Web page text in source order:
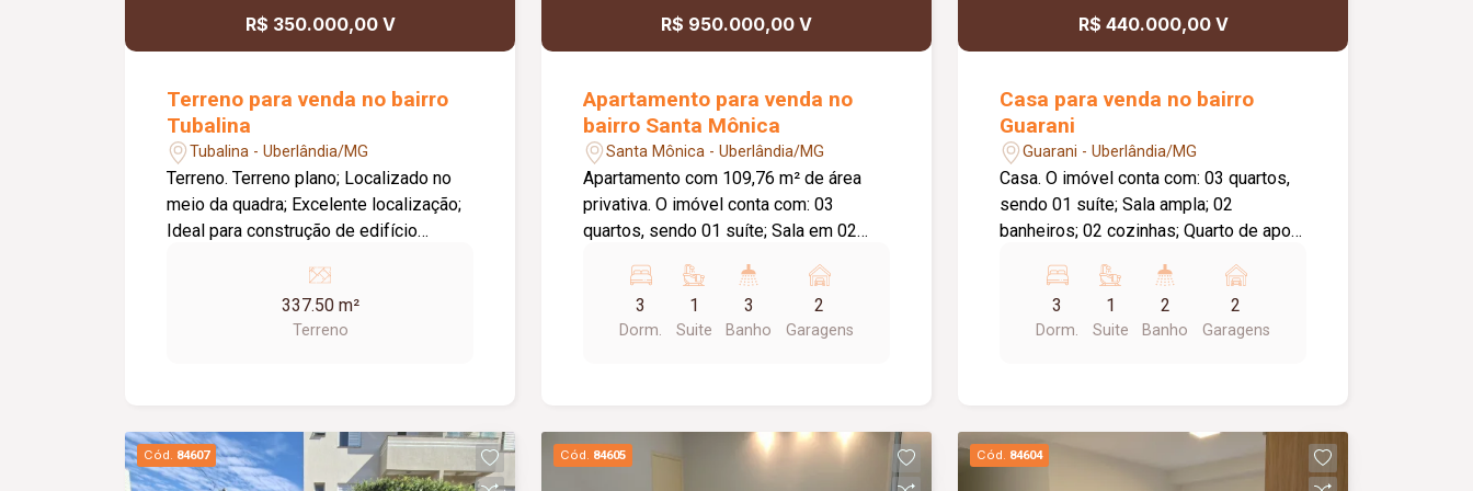
R$ 350.000,00 V
Terreno para venda no bairro
Tubalina
Tubalina - Uberlândia/MG
Terreno. Terreno plano; Localizado no
meio da quadra; Excelente localização;
Ideal para construção de edifício
oportunidade para investimento, com
grande potencial de valorização.
337.50 m²
Terreno
R$ 950.000,00 V
Apartamento para venda no
bairro Santa Mônica
Santa Mônica - Uberlândia/MG
Apartamento com 109,76 m² de área
privativa. O imóvel conta com: 03
quartos, sendo 01 suíte; Sala em 02
churrasqueira; Lavabo; Banheiro social;
Cozinha integrada à sala; Lavanderia
independente; 02 vagas de garagem; O
Bicicletário; Fire place; Brinquedoteca;
02 elevadores; Gás canalizado;
3
Dorm.
1
Suite
3
Banho
2
Garagens
R$ 440.000,00 V
Casa para venda no bairro
Guarani
Guarani - Uberlândia/MG
Casa. O imóvel conta com: 03 quartos,
sendo 01 suíte; Sala ampla; 02
banheiros; 02 cozinhas; Quarto de apoio
garagem; Diferenciais: Ambientes
amplos e bem distribuídos; Quarto nos
fundos ideal para escritório, depósito
3
Dorm.
1
Suite
2
Banho
2
Garagens
Cód. 84607 Cód. 84605 Cód. 84604